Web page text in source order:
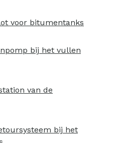
voor bitumentanks
bij het vullen
van de
bij het